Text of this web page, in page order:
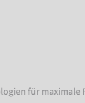
für maximale